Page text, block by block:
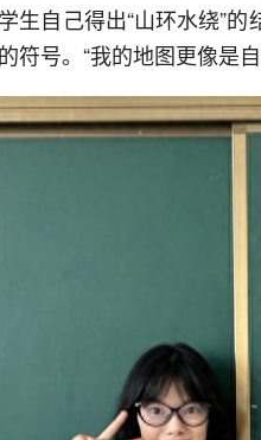
生自己得出“山环水绕”
符号。“我的地图更像是